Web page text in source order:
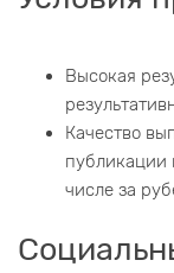
Высокая
Качество
публикации
числе за